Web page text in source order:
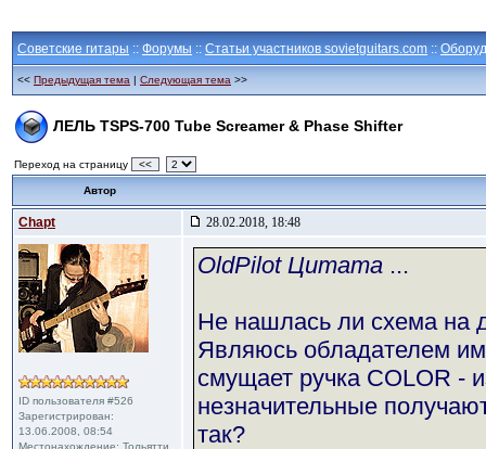
Советские гитары :: Форумы :: Статьи участников sovietguitars.com ::
<< Предыдущая тема | Следующая тема >>
ЛЕЛЬ TSPS-700 Tube Screamer & Phase Shifter
Переход на страницу <<
Автор
Chapt 28.02.2018, 18:48
ID пользователя #526
Зарегистрирован:
13.06.2008, 08:54
Местонахождение: Тольятти
OldPilot Цитата ...
Не нашлась ли схема на
Являюсь обладателем
смущает ручка COLOR -
незначительные
так?